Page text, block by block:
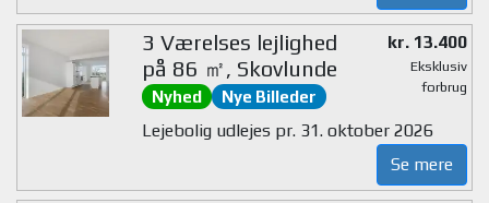
3 Værelses lejlighed
på 86 ㎡, Skovlunde
Nyhed Nye Billeder
kr. 13.400
Eksklusiv
forbrug
Lejebolig udlejes pr. 31. oktober 2026
Se mere